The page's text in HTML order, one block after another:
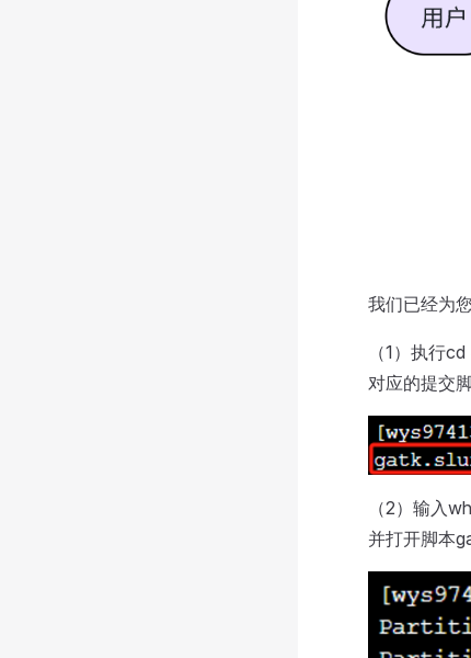
我们已经为
（1）执行
对应的提交脚
（2）输入
并打开脚本